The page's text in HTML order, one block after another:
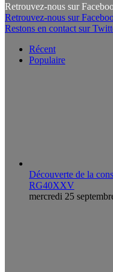
Retrouvez-nous sur
Retrouvez-nous sur
Restons en contact sur
Récent
Populaire
Découverte de la
RG40XXV
mercredi 25